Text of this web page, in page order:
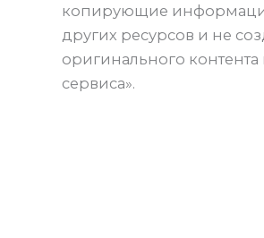
копирующие
других ресурсов и не
оригинального контента
сервиса».